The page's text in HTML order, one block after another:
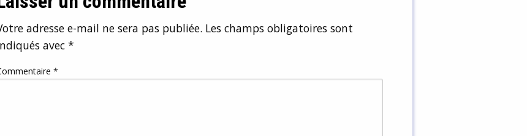
adresse e-mail ne sera pas publiée. Les champs obligatoires sont
avec *
*